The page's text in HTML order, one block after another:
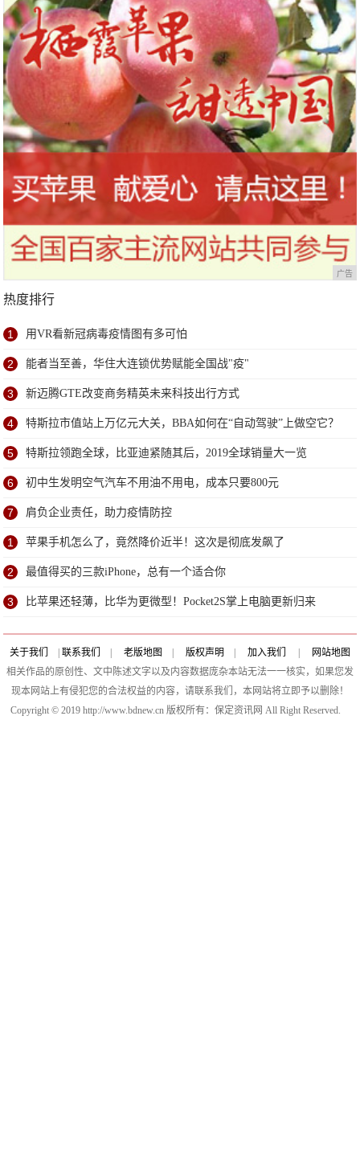
广告
热度排行
1 用VR看新冠病毒疫情图有多可怕
2 能者当至善，华住大连锁优势赋能全国战"疫"
3 新迈腾GTE改变商务精英未来科技出行方式
4 特斯拉市值站上万亿元大关，BBA如何在“自动驾驶”上做空它？
5 特斯拉领跑全球，比亚迪紧随其后，2019全球销量大一览
6 初中生发明空气汽车不用油不用电，成本只要800元
7 肩负企业责任，助力疫情防控
1 苹果手机怎么了，竟然降价近半！这次是彻底发飙了
2 最值得买的三款iPhone，总有一个适合你
3 比苹果还轻薄，比华为更微型！Pocket2S掌上电脑更新归来
关于我们 联系我们 老版地图 版权声明 加入我们
网站地图
相关作品的原创性、文中陈述文字以及内容数据庞杂本站无法一一核实，如果您发
现本网站上有侵犯您的合法权益的内容，请联系我们，本网站将立即予以删除！
Copyright © 2019 http://www.bdnew.cn 版权所有：保定资讯网 All Right Reserved.